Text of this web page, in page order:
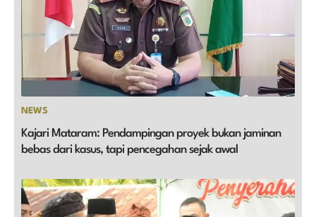
NEWS
Kajari Mataram: Pendampingan proyek bukan jaminan
bebas dari kasus, tapi pencegahan sejak awal